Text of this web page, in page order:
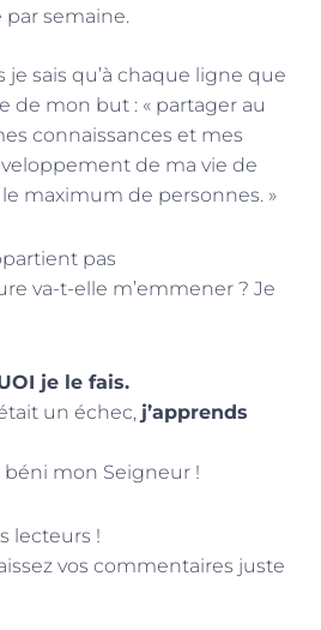
par semaine.
je sais qu’à chaque ligne que
de mon but : « partager au
connaissances et mes
de ma vie de
maximum de personnes. »
pas
va-t-elle m’emmener ? Je
je le fais.
un échec, j’apprends
mon Seigneur !
lecteurs !
vos commentaires juste